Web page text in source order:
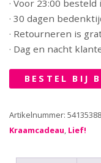
· Voor 23:00
· 30 dagen
· Retourneren is
· Dag en nacht
BESTEL BIJ
Artikelnummer:
Kraamcadeau, Lief!